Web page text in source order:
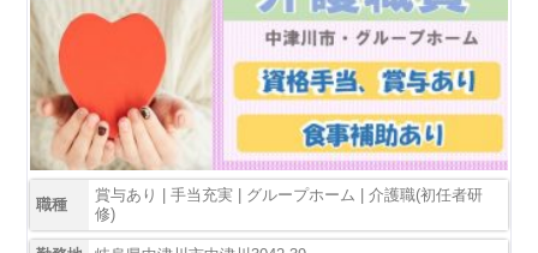
職種
賞与あり | 手当充実 | グループホーム | 介護職(初任者研
修)